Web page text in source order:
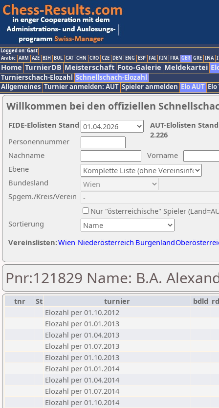
Logged on: Gast
Arabic ARM AZE BIH BUL CAT CHN CRO CZE DEN ENG ESP FAI FIN FRA GER GRE INA
Home TurnierDB Meisterschaft Foto-Galerie Meldekartei
Turnierschach-Elozahl Schnellschach-Elozahl
Allgemeines Turnier anmelden: AUT Spieler anmelden Elo AUT
Willkommen bei den offiziellen
Nachname
Vorname
Ebene
Sortierung
Personennummer
Bundesland
Spgem./Kreis/Verein
Nur "österreichische" Spieler
Vereinslisten:Wien Niederösterreich Burgenland
AUT-Elolisten
2.226
FIDE-Elolisten Stand
Pnr:121829 Name: B.A.
tnr St turnier bdld rd
Elozahl per 01.10.2012
Elozahl per 01.01.2013
Elozahl per 01.04.2013
Elozahl per 01.07.2013
Elozahl per 01.10.2013
Elozahl per 01.01.2014
Elozahl per 01.04.2014
Elozahl per 01.07.2014
Elozahl per 01.10.2014